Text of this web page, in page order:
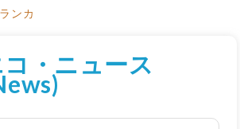
ンカ
・ニュース